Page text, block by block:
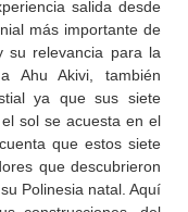
salida desde
más importante de
su relevancia para la
Ahu Akivi, también
ya que sus siete
sol se acuesta en el
que estos siete
que descubrieron
Polinesia natal. Aquí